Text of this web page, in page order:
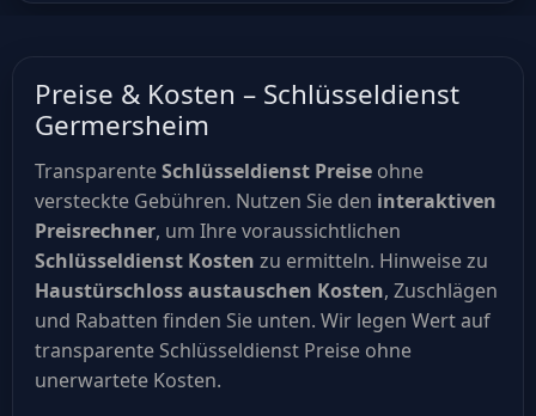
Preise & Kosten – Schlüsseldienst
Germersheim
TransparenteSchlüsseldienst Preise ohne
versteckte Gebühren. Nutzen Sie den interaktiven
Preisrechner, um Ihre voraussichtlichen
Schlüsseldienst Kosten zu ermitteln. Hinweise zu
Haustürschloss austauschen Kosten, Zuschlägen
und Rabatten finden Sie unten. Wir legen Wert auf
transparente Schlüsseldienst Preise ohne
unerwartete Kosten.